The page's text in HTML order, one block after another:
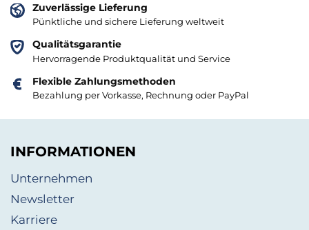
Zuverlässige Lieferung
Pünktliche und sichere Lieferung weltweit
Qualitätsgarantie
Hervorragende Produktqualität und Service
Flexible Zahlungsmethoden
Bezahlung per Vorkasse, Rechnung oder PayPal
INFORMATIONEN
Unternehmen
Newsletter
Karriere